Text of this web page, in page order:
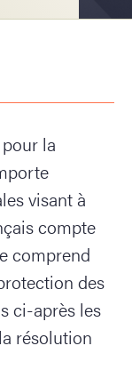
la
visant à
compte
comprend
des
ci-après les
résolution